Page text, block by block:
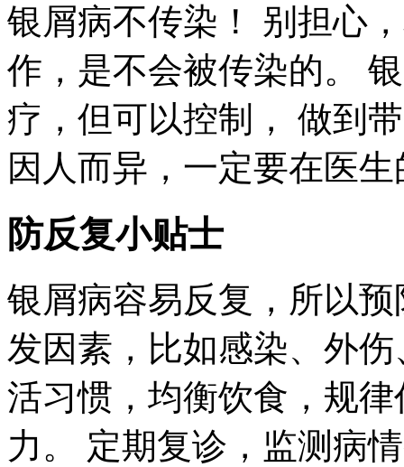
银屑病不传染！ 别担心
作，是不会被传染的。
疗，但可以控制， 做到
因人而异，一定要在医
防反复小贴士
银屑病容易反复，所以
发因素，比如感染、外
活习惯，均衡饮食，规
力。 定期复诊，监测病